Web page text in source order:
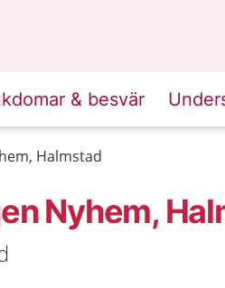
& besvär
Halmstad
Nyhem,